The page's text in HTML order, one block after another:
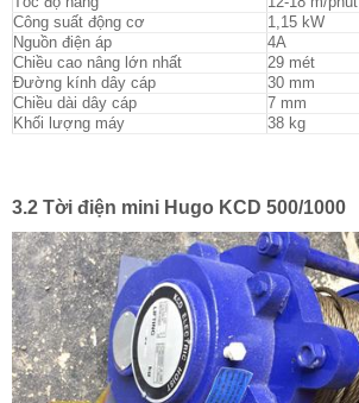
Công suất động cơ
1,15 kW
Nguồn điện áp
4A
Chiều cao nâng lớn nhất
29 mét
Đường kính dây cáp
30 mm
Chiều dài dây cáp
7 mm
Khối lượng máy
38 kg
3.2 Tời điện mini Hugo KCD 500/1000